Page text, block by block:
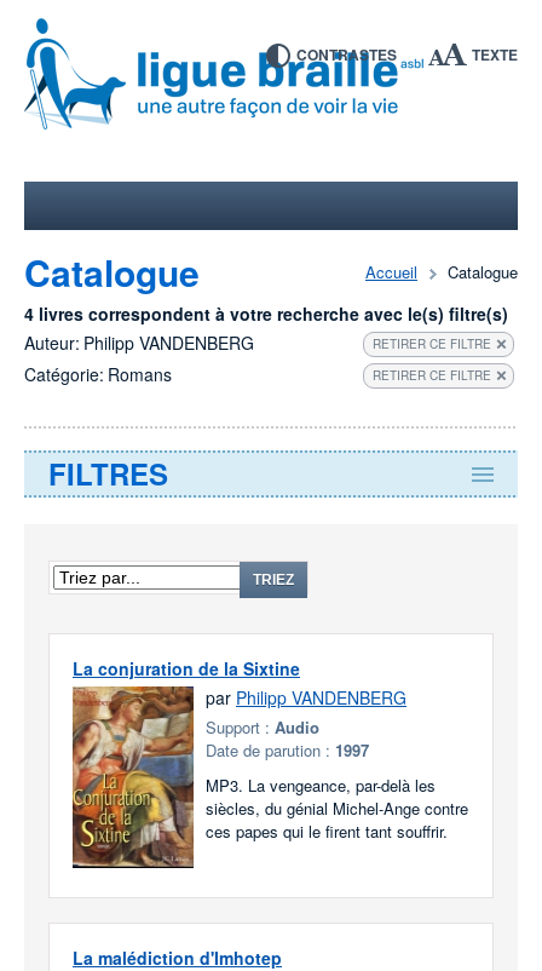
CONTRASTES TEXTE
Accueil Catalogue
Catalogue
4 livres correspondent à votre recherche avec le(s) filtre(s)
Auteur: Philipp VANDENBERG RETIRER CE FILTRE
Catégorie: Romans RETIRER CE FILTRE
FILTRES
TRIEZ
La conjuration de la Sixtine
par Philipp VANDENBERG
Support : Audio
Date de parution : 1997
MP3. La vengeance, par-delà les
siècles, du génial Michel-Ange contre
ces papes qui le firent tant souffrir.
La malédiction d'Imhotep